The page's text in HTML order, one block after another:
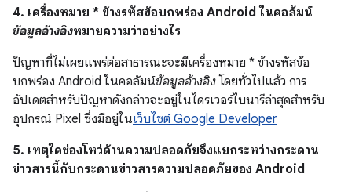
4. เครื่องหมาย * ข้างรหัสข้อบกพร่อง Android ในคอลัมน์
ข้อมูลอ้างอิงหมายความว่าอย่างไร
ปัญหาที่ไม่เผยแพร่ต่อสาธารณะจะมีเครื่องหมาย * ข้างรหัสข้อ
บกพร่อง Android ในคอลัมน์ข้อมูลอ้างอิง โดยทั่วไปแล้ว การ
อัปเดตสำหรับปัญหาดังกล่าวจะอยู่ในไดรเวอร์ไบนารีล่าสุดสำหรับ
อุปกรณ์ Pixel ซึ่งมีอยู่ในเว็บไซต์ Google Developer
5. เหตุใดช่องโหว่ด้านความปลอดภัยจึงแยกระหว่างกระดาน
ข่าวสารนี้กับกระดานข่าวสารความปลอดภัยของ Android